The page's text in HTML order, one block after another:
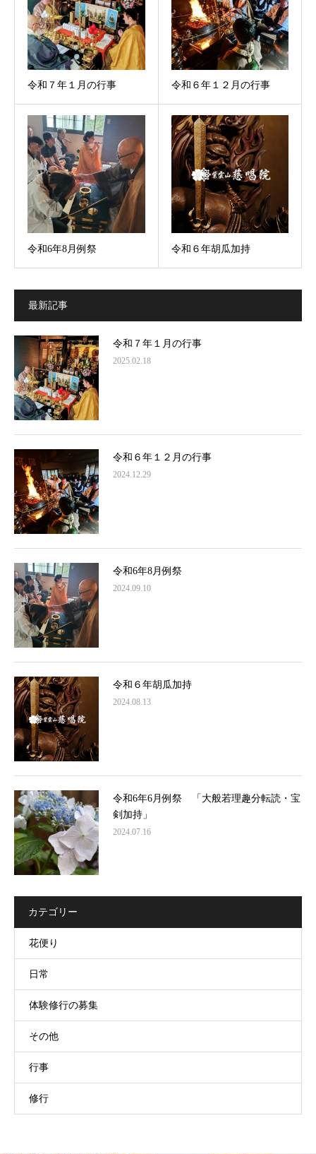
令和７年１月の行事 令和６年１２月の行事
令和6年8月例祭 令和６年胡瓜加持
最新記事
令和７年１月の行事
2025.02.18
令和６年１２月の行事
2024.12.29
令和6年8月例祭
2024.09.10
令和６年胡瓜加持
2024.08.13
令和6年6月例祭 「大般若理趣分転読・宝
剣加持」
2024.07.16
カテゴリー
花便り
日常
体験修行の募集
その他
行事
修行